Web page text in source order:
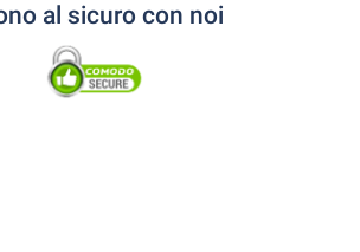
al sicuro con noi